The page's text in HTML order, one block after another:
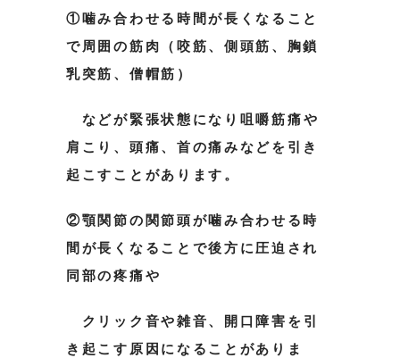
①噛み合わせる時間が長くなること
で周囲の筋肉（咬筋、側頭筋、胸鎖
乳突筋、僧帽筋）
などが緊張状態になり 咀嚼筋痛や
肩こり、頭痛、首の痛みなどを引き
起こすことがあります。
②顎関節の関節頭が噛み合わせる時
間が長くなることで後方に圧迫され
同部の疼痛や
クリック音や雑音、開口障害 を引
き起こす原因になることがありま